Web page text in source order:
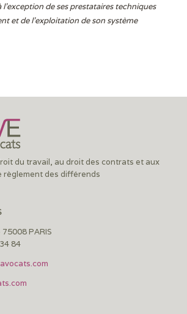
l’exception de ses prestataires techniques
et de l’exploitation de son système
du travail, au droit des contrats et aux
règlement des différends
PARIS
84